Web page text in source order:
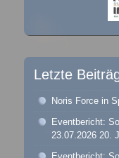
Letzte
Noris Force in
Eventbericht:
23.07.2026 20.